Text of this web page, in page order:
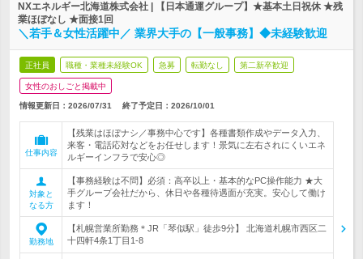
NXエネルギー北海道株式会社 | 【日本通運グループ】★基本土日祝休 ★残
業ほぼなし ★面接1回
＼若手＆女性活躍中／ 業界大手の【一般事務】◆未経験歓迎
正社員 職種・業種未経験OK 急募 転勤なし 第二新卒歓迎
女性のおしごと掲載中
情報更新日：2026/07/31 終了予定日： 2026/10/01
仕事内容
【残業はほぼナシ／事務中心です】各種書類作成やデータ入力、
来客・電話応対などをお任せします！景気に左右されにくいエネ
ルギーインフラで安心◎
対象と
なる方
【事務経験は不問】必須：高卒以上・基本的なPC操作能力 ★大
手グループ会社だから、休日や各種待遇面が充実。安心して働け
ます！
勤務地
【札幌営業所勤務＊JR「琴似駅」徒歩9分】 北海道札幌市西区二
十四軒4条1丁目1-8